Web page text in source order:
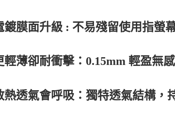
鍍膜面升級 : 不易殘留使用指螢
輕薄卻耐衝擊：0.15mm 輕盈無
熱透氣會呼吸：獨特透氣結構，